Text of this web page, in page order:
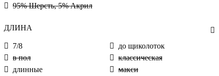
95% Шерсть, 5% Акрил
ДЛИНА
7/8
в пол
длинные
до щиколоток
классическая
макси